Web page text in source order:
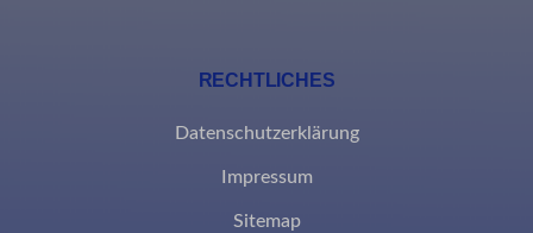
RECHTLICHES
Datenschutzerklärung
Impressum
Sitemap